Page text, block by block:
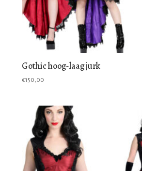
Gothic hoog-laag jurk
€150,00